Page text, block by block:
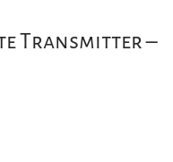
Transmitter –